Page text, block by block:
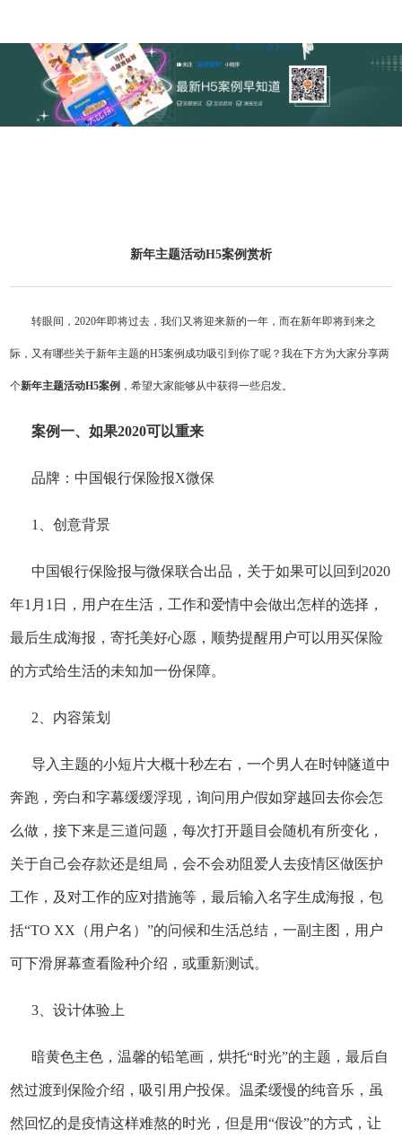
新年主题活动H5案例赏析
转眼间，2020年即将过去，我们又将迎来新的一年，而在新年即将到来之
际，又有哪些关于新年主题的H5案例成功吸引到你了呢？我在下方为大家分享两
个新年主题活动H5案例 ，希望大家能够从中获得一些启发。
案例一、如果2020可以重来
品牌：中国银行保险报X微保
1、创意背景
中国银行保险报与微保联合出品，关于如果可以回到2020
年1月1日，用户在生活，工作和爱情中会做出怎样的选择，
最后生成海报，寄托美好心愿，顺势提醒用户可以用买保险
的方式给生活的未知加一份保障。
2、内容策划
导入主题的小短片大概十秒左右，一个男人在时钟隧道中
奔跑，旁白和字幕缓缓浮现，询问用户假如穿越回去你会怎
么做，接下来是三道问题，每次打开题目会随机有所变化，
关于自己会存款还是组局，会不会劝阻爱人去疫情区做医护
工作，及对工作的应对措施等，最后输入名字生成海报，包
括“TO XX（用户名）”的问候和生活总结，一副主图，用户
可下滑屏幕查看险种介绍，或重新测试。
3、设计体验上
暗黄色主色，温馨的铅笔画，烘托“时光”的主题，最后自
然过渡到保险介绍，吸引用户投保。温柔缓慢的纯音乐，虽
然回忆的是疫情这样难熬的时光，但是用“假设”的方式，让